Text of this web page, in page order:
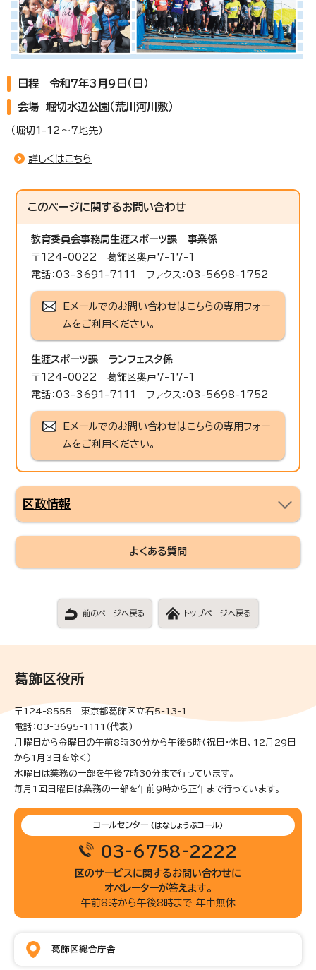
日程 令和7年3月9日（日）
会場 堀切水辺公園（荒川河川敷）
（堀切1-12～7地先）
詳しくはこちら
このページに関するお問い合わせ
教育委員会事務局生涯スポーツ課
事業係
〒124-0022 葛飾区奥戸7-17-1
電話：03-3691-7111 ファクス：03-5698-1752
Eメールでのお問い合わせはこちらの専用フォー
ムをご利用ください。
生涯スポーツ課
ランフェスタ係
〒124-0022 葛飾区奥戸7-17-1
電話：03-3691-7111 ファクス：03-5698-1752
Eメールでのお問い合わせはこちらの専用フォー
ムをご利用ください。
区政情報
よくある質問
前のページへ戻る トップページへ戻る
葛飾区役所
〒124-8555 東京都葛飾区立石5-13-1
電話：03-3695-1111（代表）
月曜日から金曜日の午前8時30分から午後5時(祝日・休日、12月29日
から1月3日を除く)
水曜日は業務の一部を午後7時30分まで行っています。
毎月1回日曜日は業務の一部を午前9時から正午まで行っています。
コールセンター (はなしょうぶコール)
03-6758-2222
区のサービスに関するお問い合わせに
オペレーターが答えます。
午前8時から午後8時まで 年中無休
葛飾区総合庁舎